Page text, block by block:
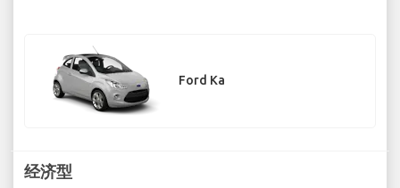
Ford Ka
经济型